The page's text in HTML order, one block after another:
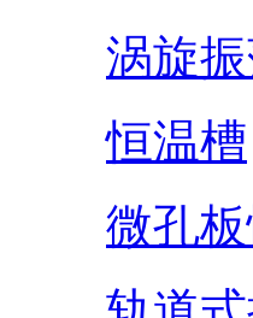
涡旋
恒温槽
微孔